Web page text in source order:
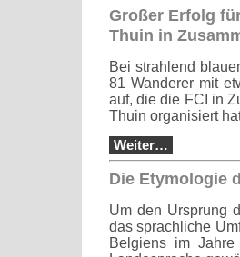
Großer Erfolg
Thuin in
Bei strahlend
81 Wanderer mit
auf, die die FCI in
Thuin organisiert
Weiter…
Die Etymologie
Um den Ursprung
das sprachliche
Belgiens im